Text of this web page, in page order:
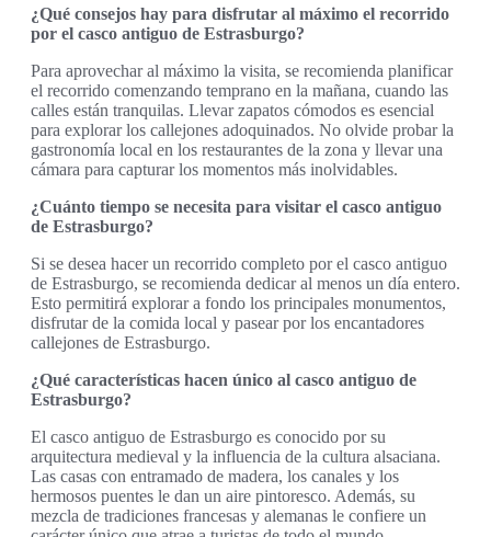
¿Qué consejos hay para disfrutar al máximo el recorrido
por el casco antiguo de Estrasburgo?
Para aprovechar al máximo la visita, se recomienda planificar
el recorrido comenzando temprano en la mañana, cuando las
calles están tranquilas. Llevar zapatos cómodos es esencial
para explorar los callejones adoquinados. No olvide probar la
gastronomía local en los restaurantes de la zona y llevar una
cámara para capturar los momentos más inolvidables.
¿Cuánto tiempo se necesita para visitar el casco antiguo
de Estrasburgo?
Si se desea hacer un recorrido completo por el casco antiguo
de Estrasburgo, se recomienda dedicar al menos un día entero.
Esto permitirá explorar a fondo los principales monumentos,
disfrutar de la comida local y pasear por los encantadores
callejones de Estrasburgo.
¿Qué características hacen único al casco antiguo de
Estrasburgo?
El casco antiguo de Estrasburgo es conocido por su
arquitectura medieval y la influencia de la cultura alsaciana.
Las casas con entramado de madera, los canales y los
hermosos puentes le dan un aire pintoresco. Además, su
mezcla de tradiciones francesas y alemanas le confiere un